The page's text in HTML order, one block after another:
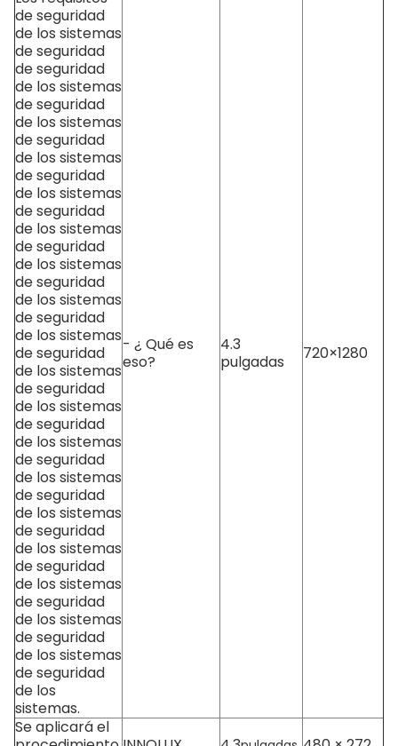
de seguridad
de los sistemas
de seguridad
de seguridad
de los sistemas
de seguridad
de los sistemas
de seguridad
de los sistemas
de seguridad
de los sistemas
de seguridad
de los sistemas
de seguridad
de los sistemas
de seguridad
de los sistemas
de seguridad
de los sistemas
de seguridad
de los sistemas
de seguridad
de los sistemas
de seguridad
de los sistemas
de seguridad
de los sistemas
de seguridad
de los sistemas
de seguridad
de los sistemas
de seguridad
de los sistemas
de seguridad
de los sistemas
de seguridad
de los sistemas
de seguridad
de los
sistemas.
- ¿ Qué es
eso?
4.3
pulgadas
720×1280
Se aplicará el